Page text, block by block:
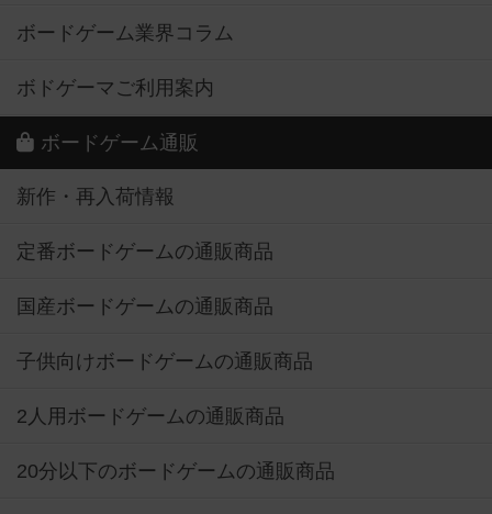
ボードゲーム業界コラム
ボドゲーマご利用案内
ボードゲーム通販
新作・再入荷情報
定番ボードゲームの通販商品
国産ボードゲームの通販商品
子供向けボードゲームの通販商品
2人用ボードゲームの通販商品
20分以下のボードゲームの通販商品